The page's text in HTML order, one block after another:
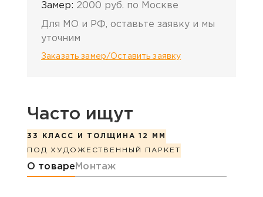
Замер: 2000 руб. по Москве
Для МО и РФ, оставьте заявку и мы
уточним
Заказать замер/Оставить заявку
Часто ищут
33 КЛАСС И ТОЛЩИНА 12 ММ
ПОД ХУДОЖЕСТВЕННЫЙ ПАРКЕТ
Информация о товаре
О товаре Монтаж